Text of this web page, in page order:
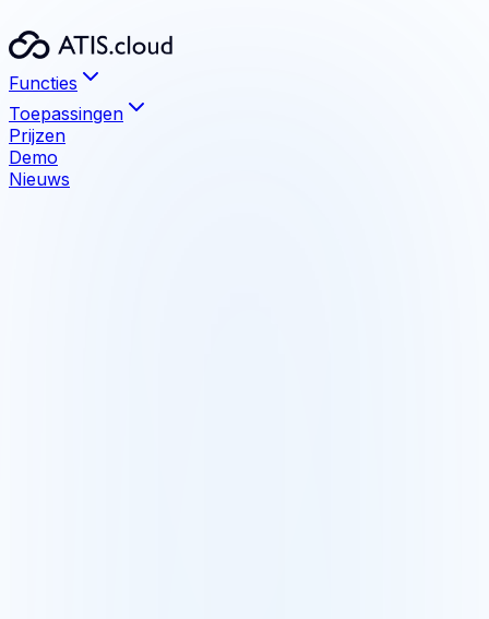
Functies
Toepassingen
Prijzen
Demo
Nieuws